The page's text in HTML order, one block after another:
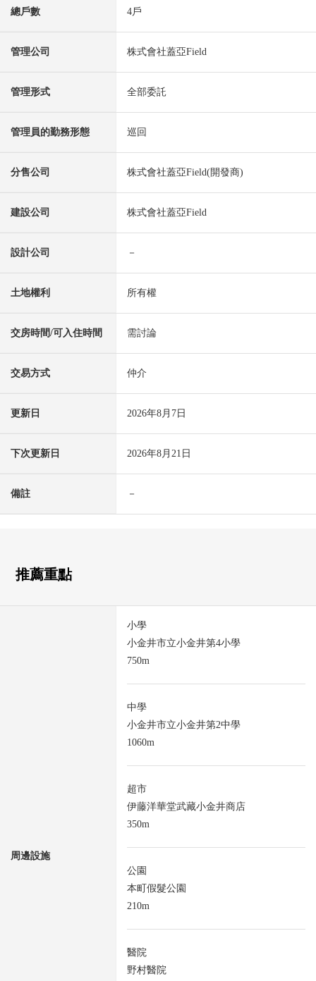
總戶數 4戶
管理公司 株式會社蓋亞Field
管理形式 全部委託
管理員的勤務形態 巡回
分售公司 株式會社蓋亞Field(開發商)
建設公司 株式會社蓋亞Field
設計公司 －
土地權利 所有權
交房時間/可入住時間 需討論
交易方式 仲介
更新日 2026年8月7日
下次更新日 2026年8月21日
備註 －
推薦重點
周邊設施
小學
小金井市立小金井第4小學
750m
中學
小金井市立小金井第2中學
1060m
超市
伊藤洋華堂武藏小金井商店
350m
公園
本町假髮公園
210m
醫院
野村醫院